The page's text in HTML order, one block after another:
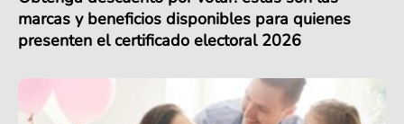
marcas y beneficios disponibles para quienes
presenten el certificado electoral 2026